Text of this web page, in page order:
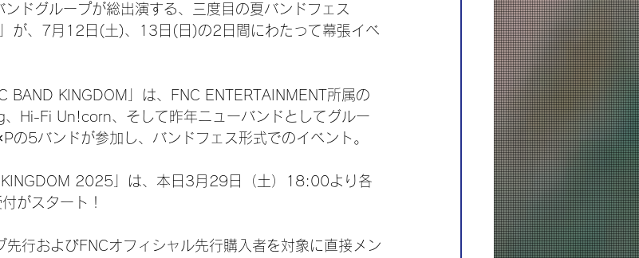
ドグループが総出演する、三度目の夏バンドフェス
が、7月12日(土)、13日(日)の2日間にわたって幕張イベ
BAND KINGDOM」は、FNC ENTERTAINMENT所属の
Hi-Fi Un!corn、そして昨年ニューバンドとしてグルー
の5バンドが参加し、バンドフェス形式でのイベント。
KINGDOM 2025」は、本日3月29日（土）18:00より各
がスタート！
行およびFNCオフィシャル先行購入者を対象に直接メン